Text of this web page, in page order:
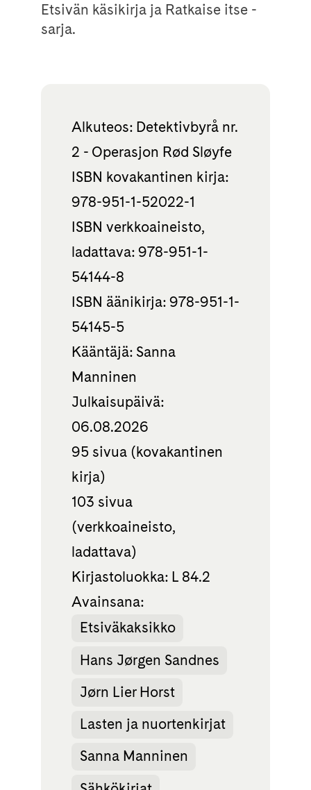
Etsivän käsikirja ja Ratkaise itse -
sarja.
Alkuteos: Detektivbyrå nr.
2 - Operasjon Rød Sløyfe
ISBN kovakantinen kirja:
978-951-1-52022-1
ISBN verkkoaineisto,
ladattava: 978-951-1-
54144-8
ISBN äänikirja: 978-951-1-
54145-5
Kääntäjä: Sanna
Manninen
Julkaisupäivä:
06.08.2026
95 sivua (kovakantinen
kirja)
103 sivua
(verkkoaineisto,
ladattava)
Kirjastoluokka: L 84.2
Avainsana:
Etsiväkaksikko
Hans Jørgen Sandnes
Jørn Lier Horst
Lasten ja nuortenkirjat
Sanna Manninen